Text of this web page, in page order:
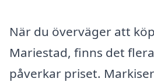
När du överväger att
Mariestad, finns det
påverkar priset.